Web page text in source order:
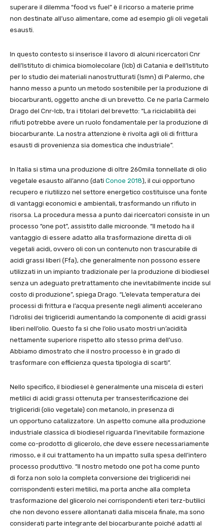
superare il dilemma “food vs fuel” è il ricorso a materie prime
non destinate all’uso alimentare, come ad esempio gli oli vegetali
esausti.
In questo contesto si inserisce il lavoro di alcuni ricercatori Cnr
dell’Istituto di chimica biomolecolare (Icb) di Catania e dell’Istituto
per lo studio dei materiali nanostrutturati (Ismn) di Palermo, che
hanno messo a punto un metodo sostenibile per la produzione di
biocarburanti, oggetto anche di un brevetto. Ce ne parla Carmelo
Drago del Cnr-Icb, tra i titolari del brevetto: “La riciclabilità dei
rifiuti potrebbe avere un ruolo fondamentale per la produzione di
biocarburante. La nostra attenzione è rivolta agli oli di frittura
esausti di provenienza sia domestica che industriale”.
In Italia si stima una produzione di oltre 260mila tonnellate di olio
vegetale esausto all’anno (dati Conoe 2018), il cui opportuno
recupero e riutilizzo nel settore energetico costituisce una fonte
di vantaggi economici e ambientali, trasformando un rifiuto in
risorsa. La procedura messa a punto dai ricercatori consiste in un
processo “one pot”, assistito dalle microonde. “Il metodo ha il
vantaggio di essere adatto alla trasformazione diretta di oli
vegetali acidi, ovvero oli con un contenuto non trascurabile di
acidi grassi liberi (Ffa), che generalmente non possono essere
utilizzati in un impianto tradizionale per la produzione di biodiesel
senza un adeguato pretrattamento che inevitabilmente incide sul
costo di produzione”, spiega Drago. “L’elevata temperatura dei
processi di frittura e l’acqua presente negli alimenti accelerano
l’idrolisi dei trigliceridi aumentando la componente di acidi grassi
liberi nell’olio. Questo fa sì che l’olio usato mostri un’acidità
nettamente superiore rispetto allo stesso prima dell’uso.
Abbiamo dimostrato che il nostro processo è in grado di
trasformare con efficienza questa tipologia di scarti”.
Nello specifico, il biodiesel è generalmente una miscela di esteri
metilici di acidi grassi ottenuta per transesterificazione dei
trigliceridi (olio vegetale) con metanolo, in presenza di
un opportuno catalizzatore. Un aspetto comune alla produzione
industriale classica di biodiesel riguarda l’inevitabile formazione
come co-prodotto di glicerolo, che deve essere necessariamente
rimosso, e il cui trattamento ha un impatto sulla spesa dell’intero
processo produttivo. “Il nostro metodo one pot ha come punto
di forza non solo la completa conversione dei trigliceridi nei
corrispondenti esteri metilici, ma porta anche alla completa
trasformazione del glicerolo nei corrispondenti eteri terz-butilici
che non devono essere allontanati dalla miscela finale, ma sono
considerati parte integrante del biocarburante poiché adatti al